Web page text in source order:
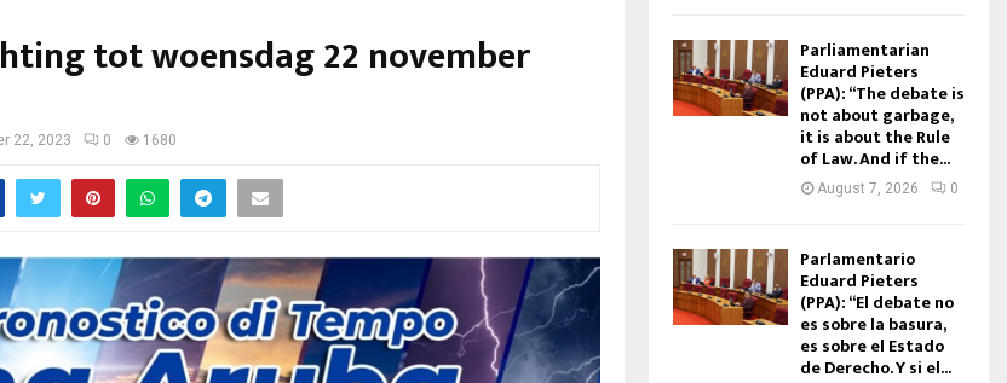
tot woensdag 22 november
22, 2023 0 1680
Parliamentarian
Eduard Pieters
(PPA): “The debate is
not about garbage,
it is about the Rule
of Law. And if the...
August 7, 2026 0
Parlamentario
Eduard Pieters
(PPA): “El debate no
es sobre la basura,
es sobre el Estado
de Derecho. Y si el...